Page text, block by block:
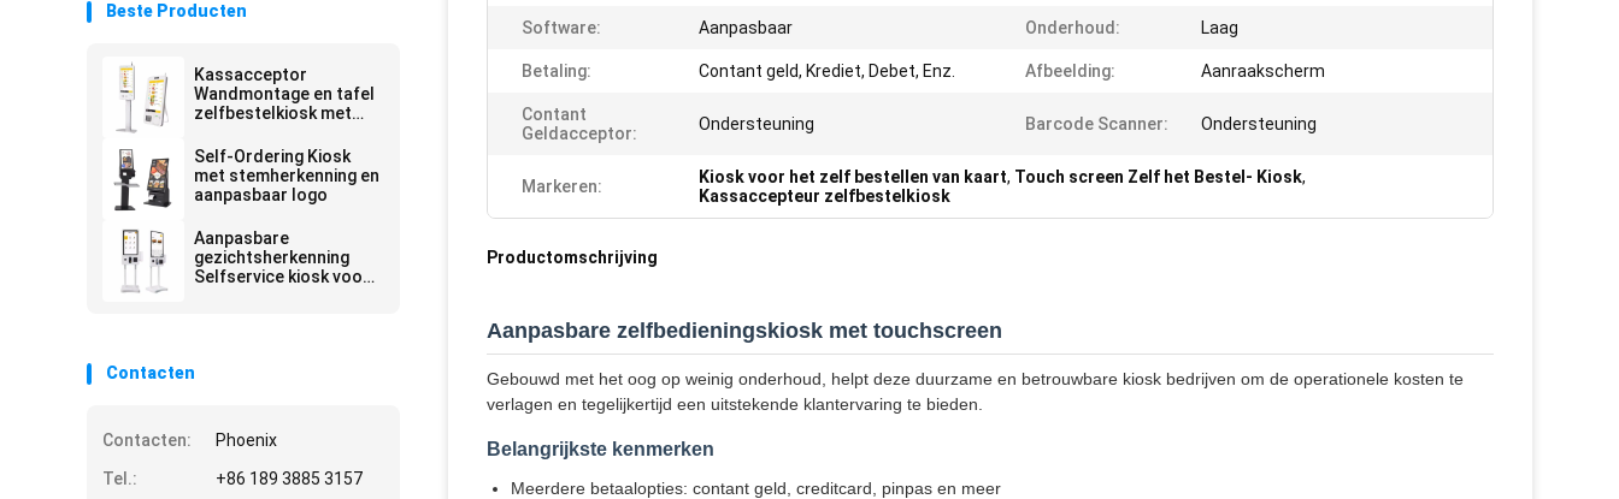
Beste Producten
Kassacceptor
Wandmontage en tafel
zelfbestelkiosk met
Self-Ordering Kiosk
met stemherkenning en
aanpasbaar logo
Aanpasbare
gezichtsherkenning
Selfservice kiosk voor
Contacten
Contacten:
Phoenix
Tel.:
+86 189 3885 3157
Software: Aanpasbaar Onderhoud: Laag
Betaling: Contant geld, Krediet, Debet, Enz. Afbeelding: Aanraakscherm
Contant
Geldacceptor:
Ondersteuning Barcode Scanner: Ondersteuning
Markeren: Kiosk voor het zelf bestellen van kaart, Touch screen Zelf het Bestel- Kiosk,
Kassaccepteur zelfbestelkiosk
Productomschrijving
Aanpasbare zelfbedieningskiosk met touchscreen
Gebouwd met het oog op weinig onderhoud, helpt deze duurzame en betrouwbare kiosk bedrijven om de operationele kosten te
verlagen en tegelijkertijd een uitstekende klantervaring te bieden.
Belangrijkste kenmerken
Meerdere betaalopties: contant geld, creditcard, pinpas en meer